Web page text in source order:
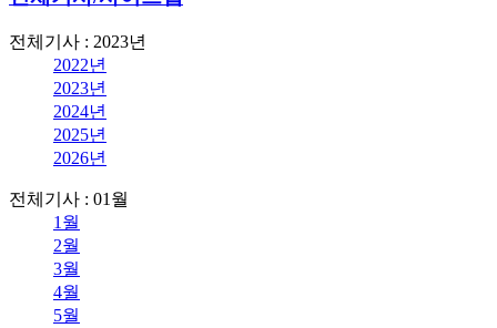
전체기사 : 2023년
2022년
2023년
2024년
2025년
2026년
전체기사 : 01월
1월
2월
3월
4월
5월